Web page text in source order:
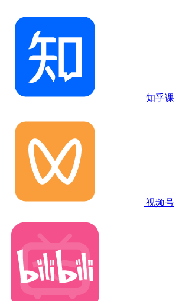
知乎课
视频号